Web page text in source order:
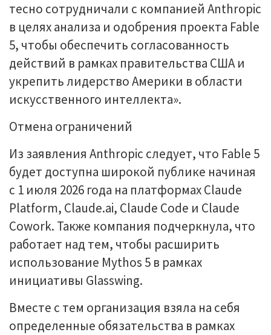
тесно сотрудничали с компанией Anthropic
в целях анализа и одобрения проекта Fable
5, чтобы обеспечить согласованность
действий в рамках правительства США и
укрепить лидерство Америки в области
искусственного интеллекта».
Отмена ограничений
Из заявления Anthropic следует, что Fable 5
будет доступна широкой публике начиная
с 1 июля 2026 года на платформах Claude
Platform, Claude.ai, Claude Code и Claude
Cowork. Также компания подчеркнула, что
работает над тем, чтобы расширить
использование Mythos 5 в рамках
инициативы Glasswing.
Вместе с тем организация взяла на себя
определенные обязательства в рамках